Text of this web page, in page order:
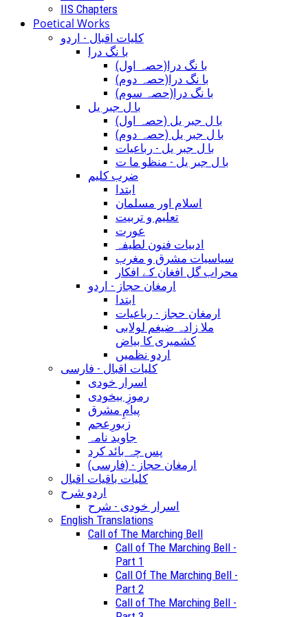
IIS Chapters
Poetical Works
کلیات اقبال - اردو
با نگ درا
(با نگ درا(حصہ اول
(با نگ درا(حصہ دوم
(با نگ درا(حصہ سوم
با ل جبر یل
(با ل جبر یل (حصہ اول
(با ل جبر یل (حصہ دوم
با ل جبر یل - رباعيات
با ل جبر یل - منظو ما ت
ضرب کلیم
ابتدا
اسلام اور مسلمان
تعلیم و تربیت
عورت
ادبیات فنون لطیفہ
سیاسیات مشرق و مغرب
محراب گل افغان کے افکار
ارمغان حجاز - اردو
ابتدا
ارمغان حجاز - رباعیات
ملا زادہ ضیغم لولابی
کشمیری کا بیاض
اردو نظمیں
کلیات اقبال - فارسی
اسرار خودی
رموزِ بیخودی
پیامِ مشرق
زبورِعجم
جاوید نامہ
پس چہ بائد کرد
(ارمغان حجاز - (فارسی
کلیات باقیات اقبال
اردو شرح
اسرار خودی - شرح
English Translations
Call of The Marching Bell
Call of The Marching Bell -
Part 1
Call Of The Marching Bell -
Part 2
Call of The Marching Bell -